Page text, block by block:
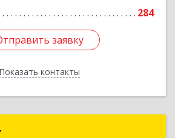
284
заявку
Показать контакты
заявку
Назад